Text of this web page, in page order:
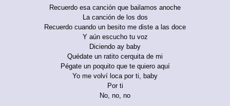
Recuerdo esa canción que bailamos anoche
La canción de los dos
Recuerdo cuando un besito me diste a las doce
Y aún escucho tu voz
Diciendo ay baby
Quédate un ratito cerquita de mi
Pégate un poquito que te quiero aquí
Yo me volví loca por ti, baby
Por ti
No, no, no